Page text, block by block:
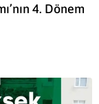
4. Dönem